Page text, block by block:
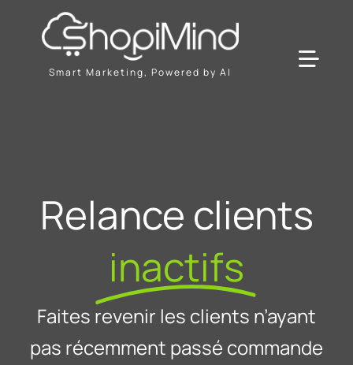
contenu
Smart Marketing, Powered by AI
OffresRelance clients
inactifs
Faites revenir les clients n’ayant
pas récemment passé commande